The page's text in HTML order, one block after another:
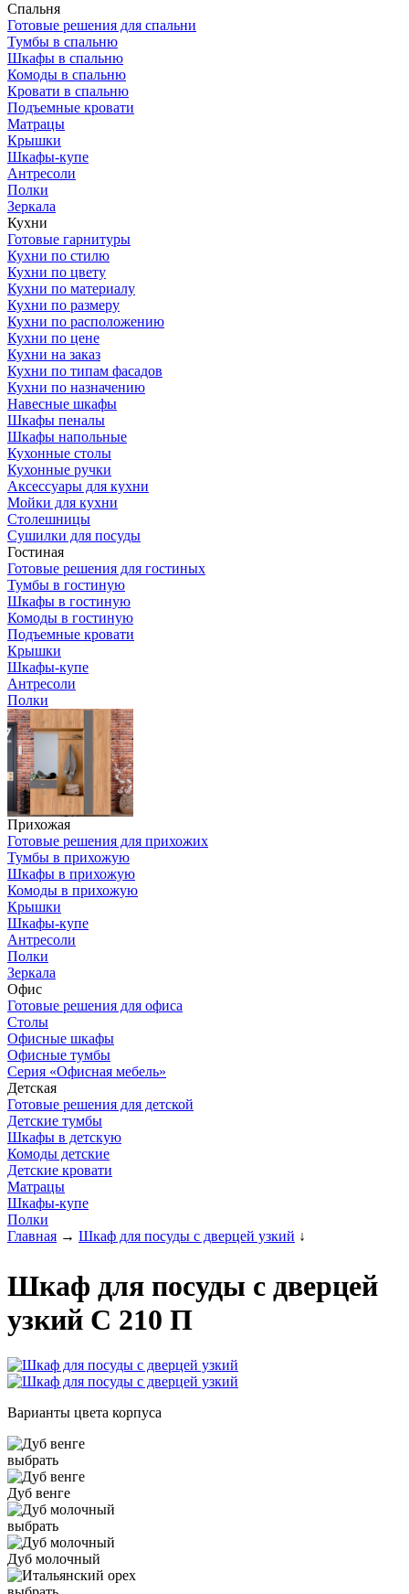
Спальня
Готовые решения для спальни
Тумбы в спальню
Шкафы в спальню
Комоды в спальню
Кровати в спальню
Подъемные кровати
Матрацы
Крышки
Шкафы-купе
Антресоли
Полки
Зеркала
Кухни
Готовые гарнитуры
Кухни по стилю
Кухни по цвету
Кухни по материалу
Кухни по размеру
Кухни по расположению
Кухни по цене
Кухни на заказ
Кухни по типам фасадов
Кухни по назначению
Навесные шкафы
Шкафы пеналы
Шкафы напольные
Кухонные столы
Кухонные ручки
Аксессуары для кухни
Мойки для кухни
Столешницы
Сушилки для посуды
Гостиная
Готовые решения для гостиных
Тумбы в гостиную
Шкафы в гостиную
Комоды в гостиную
Подъемные кровати
Крышки
Шкафы-купе
Антресоли
Полки
Прихожая
Готовые решения для прихожих
Тумбы в прихожую
Шкафы в прихожую
Комоды в прихожую
Крышки
Шкафы-купе
Антресоли
Полки
Зеркала
Офис
Готовые решения для офиса
Столы
Офисные шкафы
Офисные тумбы
Серия «Офисная мебель»
Детская
Готовые решения для детской
Детские тумбы
Шкафы в детскую
Комоды детские
Детские кровати
Матрацы
Шкафы-купе
Полки
Главная → Шкаф для посуды с дверцей узкий ↓
Шкаф для посуды с дверцей
узкий С 210 П
Варианты цвета корпуса
выбрать
Дуб венге
выбрать
Дуб молочный